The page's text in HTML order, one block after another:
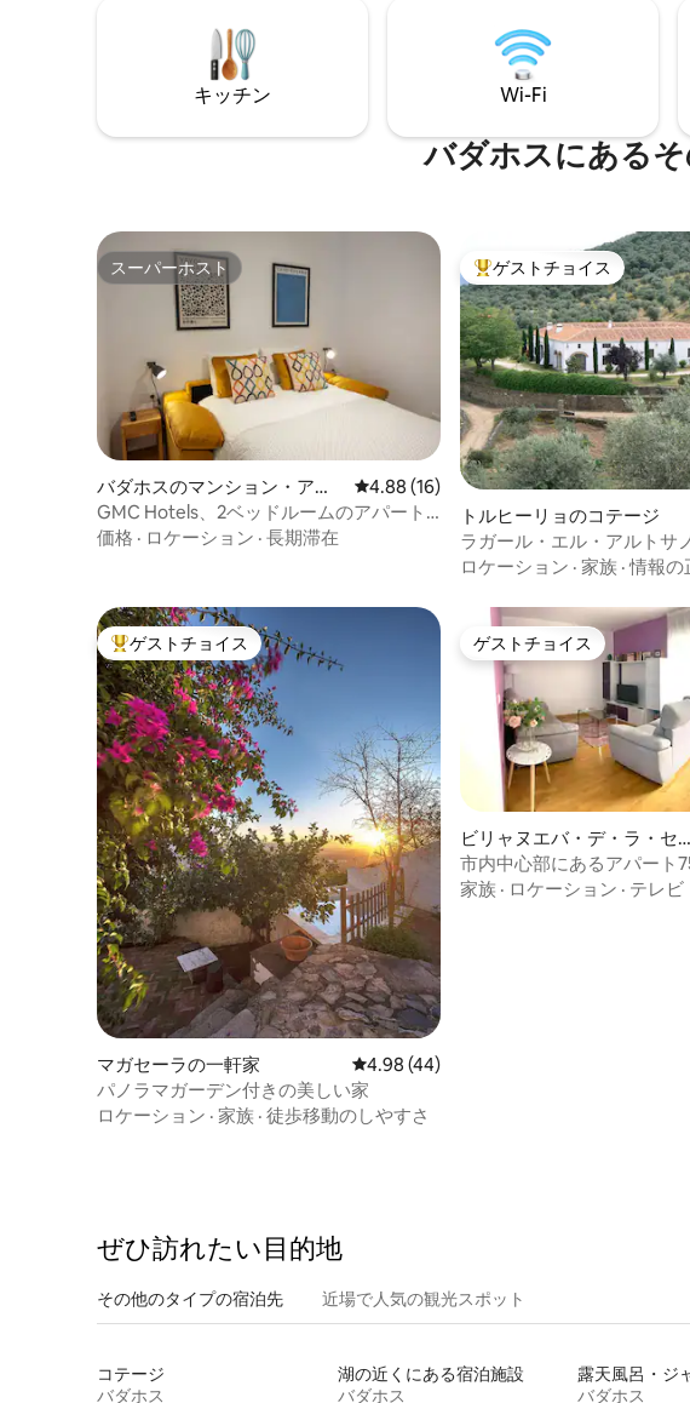
ます。 共用の玄関ホール。
かりやすい指示、玄関から
能性。 スマートテレビでNetflix 玄関にセ
キュリティカメラ。
キッチン Wi-Fi
バダホスにある
スーパーホスト
スーパーホスト
バダホスのマンション・アパ
ート
レビュー16件、5つ星中4.88つ星の平均
4.88 (16)
GMC Hotels、2ベッドルームのアパート
メント
価格 · ロケーション · 長期滞在
大好評のゲストチョイスで
ゲストチョイス
トルヒーリョのコテージ
ラガール・エル・アルトサ
ロケーション · 家族 ·情報の
大好評のゲストチョイスです。
ゲストチョイス
マガセーラの一軒家 レビュー44件、5つ星中4.98つ星の平均評
4.98 (44)
パノラマガーデン付きの美しい家
ロケーション · 家族 · 徒歩移動のしやすさ
ゲストチョイス
ゲストチョイス
ビリャヌエバ・デ・ラ・セレ
ナのコンドミニアム
市内中心部にあるアパート
家族 · ロケーション · テレビ
ぜひ訪⁠れ⁠た⁠い目⁠的⁠地
その他のタ⁠イ⁠プ⁠の宿⁠泊⁠先 近場で人気の観光スポット
コテージ
バダホス
湖の近くにある宿泊施設
バダホス
バダホス